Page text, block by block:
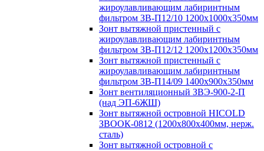
жироулавливающим лабиринтным
фильтром ЗВ-П12/10 1200х1000х350мм
Зонт вытяжной пристенный с
жироулавливающим лабиринтным
фильтром ЗВ-П12/12 1200х1200х350мм
Зонт вытяжной пристенный с
жироулавливающим лабиринтным
фильтром ЗВ-П14/09 1400х900х350мм
Зонт вентиляционный ЗВЭ-900-2-П
(над ЭП-6ЖШ)
Зонт вытяжной островной HICOLD
ЗВООК-0812 (1200х800x400мм, нерж.
сталь)
Зонт вытяжной островной с